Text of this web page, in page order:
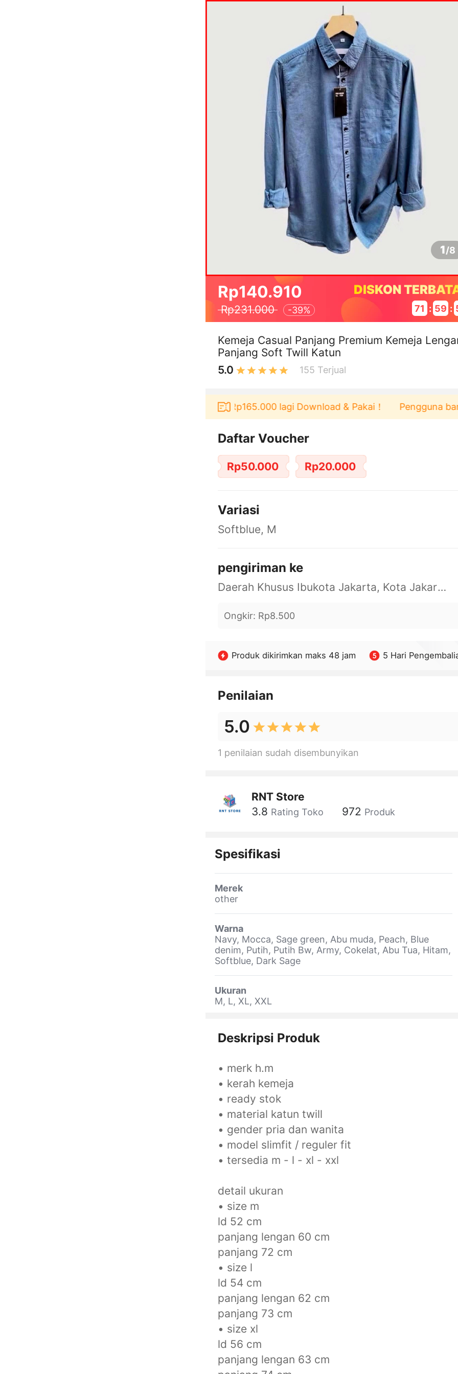
1/8
Rp140.910
Rp231.000 -39%
DISKON
71 : 59 :
Kemeja Casual Panjang Premium Kemeja
Panjang Soft Twill Katun
5.0
155 Terjual
di aplikasi Akulaku bisa dapat voucher Rp165.000 lagi Download & Pakai！ Pengguna baru
Daftar Voucher
Rp50.000 Rp20.000
Variasi
Softblue, M
pengiriman ke
Daerah Khusus Ibukota Jakarta, Kota Jakarta Barat, Cengkareng, yy
Ongkir: Rp8.500
Produk dikirimkan maks 48 jam 5 Hari
Penilaian
5.0
1 penilaian sudah disembunyikan
RNT Store
3.8 Rating Toko 972 Produk
Spesifikasi
Merek
other
Warna
Navy, Mocca, Sage green, Abu muda, Peach, Blue
denim, Putih, Putih Bw, Army, Cokelat, Abu Tua, Hitam,
Softblue, Dark Sage
Ukuran
M, L, XL, XXL
Deskripsi Produk
• merk h.m
• kerah kemeja
• ready stok
• material katun twill
• gender pria dan wanita
• model slimfit / reguler fit
• tersedia m - l - xl - xxl
detail ukuran
• size m
ld 52 cm
panjang lengan 60 cm
panjang 72 cm
• size l
ld 54 cm
panjang lengan 62 cm
panjang 73 cm
• size xl
ld 56 cm
panjang lengan 63 cm